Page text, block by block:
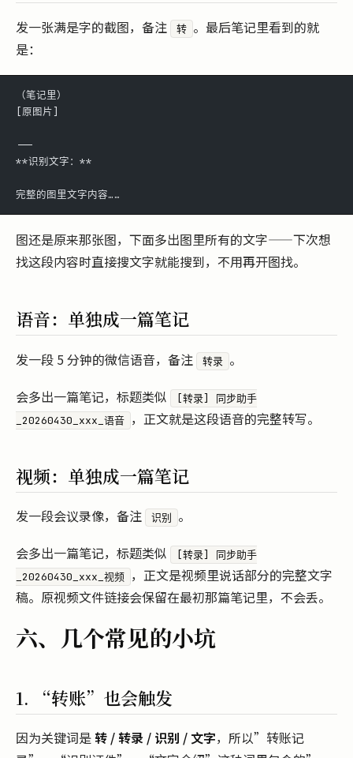
发一张满是字的截图，备注 转 。最后笔记里看到的就
是：
（笔记里）
[原图片]
---
**识别文字：**
完整的图里文字内容……
图还是原来那张图，下面多出图里所有的文字——下次想
找这段内容时直接搜文字就能搜到，不用再开图找。
语音：单独成一篇笔记
发一段 5 分钟的微信语音，备注 转录 。
会多出一篇笔记，标题类似
[转录] 同步助手
_20260430_xxx_语音 ，正文就是这段语音的完整转写。
视频：单独成一篇笔记
发一段会议录像，备注 识别 。
会多出一篇笔记，标题类似
[转录] 同步助手
_20260430_xxx_视频 ，正文是视频里说话部分的完整文字
稿。原视频文件链接会保留在最初那篇笔记里，不会丢。
六、几个常见的小坑
1. “转账”也会触发
因为关键词是 转 / 转录 / 识别 / 文字，所以”转账记